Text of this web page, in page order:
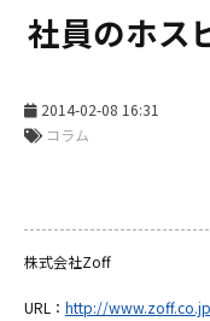
企業情報
社員のホス
2014-02-08 16:31
コラム
株式会社Zoff
URL： http://